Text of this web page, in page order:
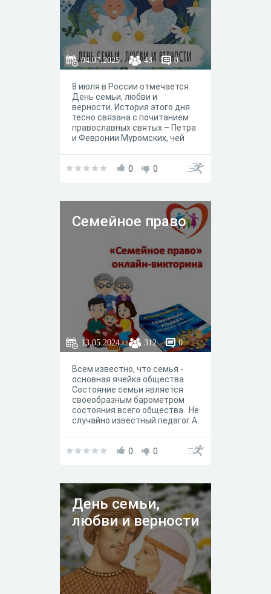
04.07.2025 43 0
8 июля в России отмечается
День семьи, любви и
верности. История этого дня
тесно связана с почитанием
православных святых – Петра
и Февронии Муромских, чей
взаимной любви и семейного
только поздравить родных и
близких, но и задуматься о
том, какое место семья
занимает в жизни каждого.
0 0
Семейное право
13.05.2024 312 0
Всем известно, что семья -
основная ячейка общества.
Состояние семьи является
своеобразным барометром
состояния всего общества. Не
случайно известный педагог А.
ответственное дело человека.
счастье, но каждая семья
является, прежде всего,
большим делом, имеющим
государственное значение».
0 0
День семьи,
любви и верности